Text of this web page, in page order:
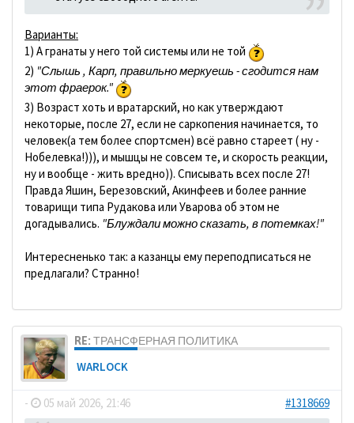
Варианты:
1) А гранаты у него той системы или не той
2) "Слышь , Карп, правильно меркуешь - сгодится нам
этот фраерок."
3) Возраст хоть и вратарский, но как утверждают
некоторые, после 27, если не саркопения начинается, то
человек(а тем более спортсмен) всё равно стареет ( ну -
Нобелевка!))), и мышцы не совсем те, и скорость реакции,
ну и вообще - жить вредно)). Списывать всех после 27!
Правда Яшин, Березовский, Акинфеев и более ранние
товарищи типа Рудакова или Уварова об этом не
догадывались. "Блуждали можно сказать, в потемках!"
Интересненько так: а казанцы ему переподписаться не
предлагали? Странно!
RE: ТРАНСФЕРНАЯ ПОЛИТИКА
WARLOCK
- 05 май 2026, 21:46 #1318669